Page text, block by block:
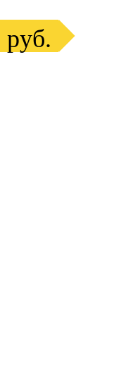
руб.